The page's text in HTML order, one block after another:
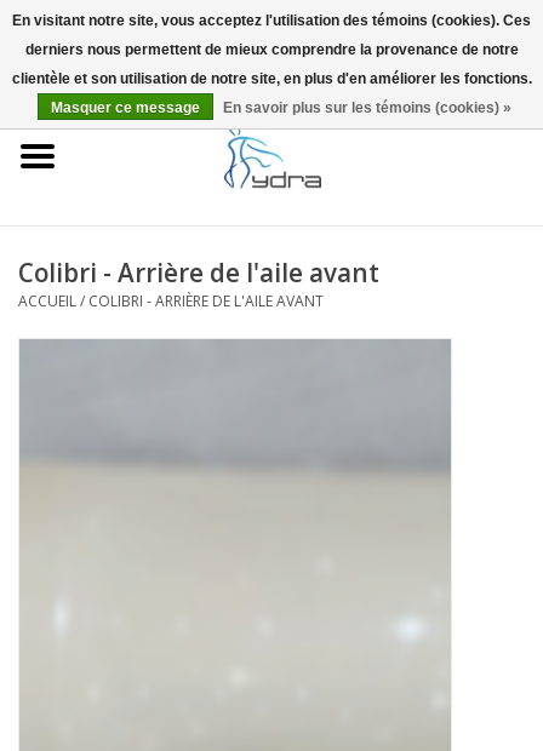
EUR
Accueil
Colibri - Arrière de l'aile avant
ACCUEIL/ COLIBRI - ARRIÈRE DE L'AILE AVANT
En visitant notre site, vous acceptez l'utilisation des témoins (cookies). Ces
derniers nous permettent de mieux comprendre la provenance de notre
clientèle et son utilisation de notre site, en plus d'en améliorer les fonctions.
Masquer ce message
En savoir plus sur les témoins (cookies) »